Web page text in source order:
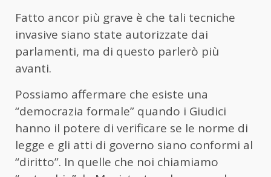
Fatto ancor più grave è che tali tecniche
invasive siano state autorizzate dai
parlamenti, ma di questo parlerò più
avanti.
Possiamo affermare che esiste una
“democrazia formale” quando i Giudici
hanno il potere di verificare se le norme di
legge e gli atti di governo siano conformi al
“diritto”. In quelle che noi chiamiamo